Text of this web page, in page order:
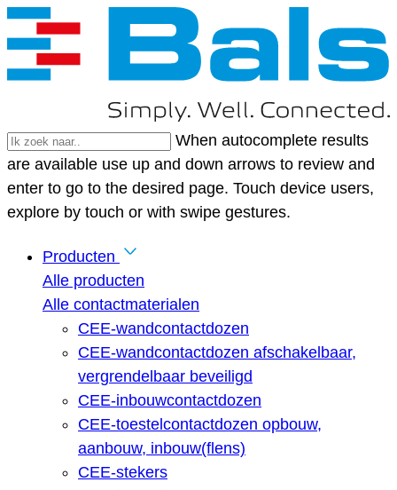
When autocomplete results
are available use up and down arrows to review and
enter to go to the desired page. Touch device users,
explore by touch or with swipe gestures.
Producten
Alle producten
Alle contactmaterialen
CEE-wandcontactdozen
CEE-wandcontactdozen afschakelbaar,
vergrendelbaar beveiligd
CEE-inbouwcontactdozen
CEE-toestelcontactdozen opbouw,
aanbouw, inbouw(flens)
CEE-stekers